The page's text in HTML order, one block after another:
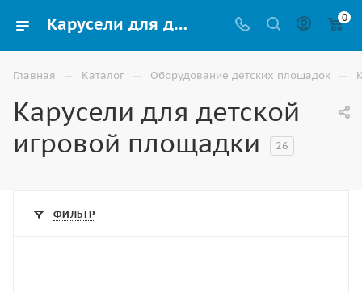
Карусели для детских площадок на улице - купить в Волжском 0
Главная — Каталог — Оборудование детских площадок —
Карусели для детской
игровой площадки
26
ФИЛЬТР